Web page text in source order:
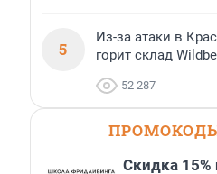
5
Из-за атаки в
горит склад
52 287
Скидка 15%